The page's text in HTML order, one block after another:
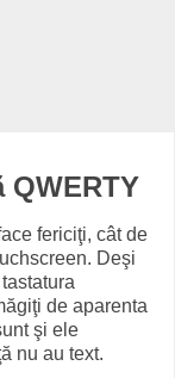
fericiţi, cât de
Deşi
de aparenta
şi ele
nu au text.